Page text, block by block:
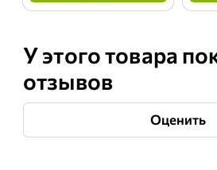
У этого товара
отзывов
Оценить